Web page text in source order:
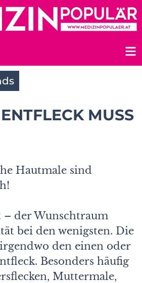
MUSS
Hautmale sind
– der Wunschtraum
bei den wenigsten. Die
den einen oder
Besonders häufig
Muttermale,